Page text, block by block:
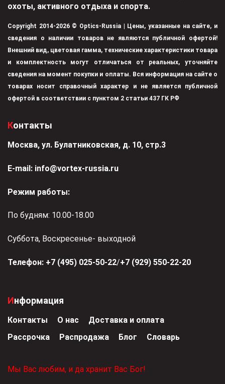
охоты, активного отдыха и спорта.
Copyright 2014-2026 © Optics-Russia | Цены, указанные на сайте, и
сведения о наличии товаров не являются публичной офертой!
Внешний вид, цветовая гамма, технические характеристики товара
и комплектность могут отличаться от реальных, уточняйте
сведения на момент покупки и оплаты. Вся информация на сайте о
товарах носит справочный характер и не является публичной
офертой в соответствии с пунктом 2 статьи 437 ГК РФ
Контакты
Москва, ул. Булатниковская, д. 10, стр.3
Е-mail: info@vortex-russia.ru
Режим работы:
По будням: 10.00-18.00
Суббота, Воскресенье- выходной
Телефон: +7 (495) 025-50-22/+7 (929) 550-22-20
Информация
Контакты О нас
Доставка и оплата
Рассрочка
Распродажа Блог Словарь
Мы Вас любим, и да хранит Вас Бог!